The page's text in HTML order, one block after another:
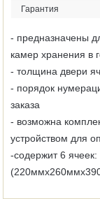
Гарантия
- предназначены
камер хранения в
- толщина двери
- порядок
заказа
- возможна
устройством для
-содержит 6